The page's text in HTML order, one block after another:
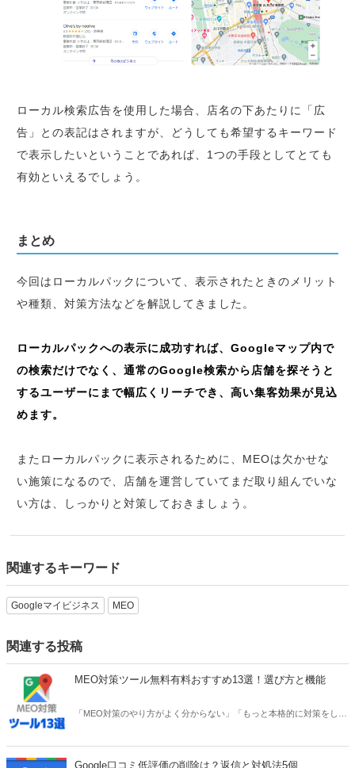
ローカル検索広告を使用した場合、店名の下あたりに「広
告」との表記はされますが、どうしても希望するキーワード
で表示したいということであれば、1つの手段としてとても
有効といえるでしょう。
まとめ
今回はローカルパックについて、表示されたときのメリット
や種類、対策方法などを解説してきました。
ローカルパックへの表示に成功すれば、Googleマップ内で
の検索だけでなく、通常のGoogle検索から店舗を探そうと
するユーザーにまで幅広くリーチでき、高い集客効果が見込
めます。
またローカルパックに表示されるために、MEOは欠かせな
い施策になるので、店舗を運営していてまだ取り組んでいな
い方は、しっかりと対策しておきましょう。
関連するキーワード
Googleマイビジネス MEO
関連する投稿
MEO対策ツール無料有料おすすめ13選！選び方と機能
「MEO対策のやり方がよく分からない」「もっと本格的に対策をした
す。今回は、おすすめのMEO対策ツールを無料・有料に分けてご紹介
します。
Google口コミ低評価の削除は？返信と対処法5個